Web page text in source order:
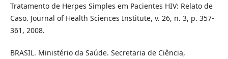
Tratamento de Herpes Simples em Pacientes HIV: Relato de
Caso. Journal of Health Sciences Institute, v. 26, n. 3, p. 357-
361, 2008.
BRASIL. Ministério da Saúde. Secretaria de Ciência,